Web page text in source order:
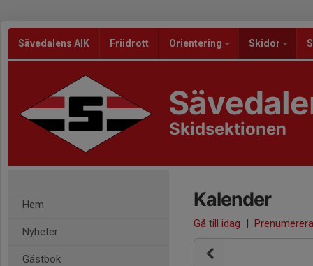
Sävedalens AIK Friidrott Orientering Skidor
Skidsektionen
Hem
Nyheter
Gästbok
Kalender
Gå till idag | Prenumerera